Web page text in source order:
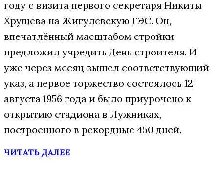
году с визита первого секретаря Никиты
Хрущёва на Жигулёвскую ГЭС. Он,
впечатлённый масштабом стройки,
предложил учредить День строителя. И
уже через месяц вышел соответствующий
указ, а первое торжество состоялось 12
августа 1956 года и было приурочено к
открытию стадиона в Лужниках,
построенного в рекордные 450 дней.
ЧИТАТЬ ДАЛЕЕ